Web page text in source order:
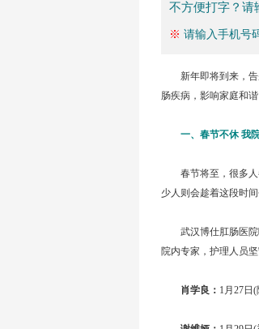
不方便打字？请
※ 请输入手机号
新年即将到来，告
肠疾病，影响家庭和
一、春节不休 我院
春节将至，很多人
少人则会趁着这段时
武汉博仕肛肠医院
院内专家，护理人员
肖学良： 1月27日